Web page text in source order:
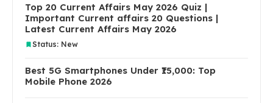
Top 20 Current Affairs May 2026 Quiz |
Important Current affairs 20 Questions |
Latest Current Affairs May 2026
Status: New
Best 5G Smartphones Under ₹15,000: Top
Mobile Phone 2026